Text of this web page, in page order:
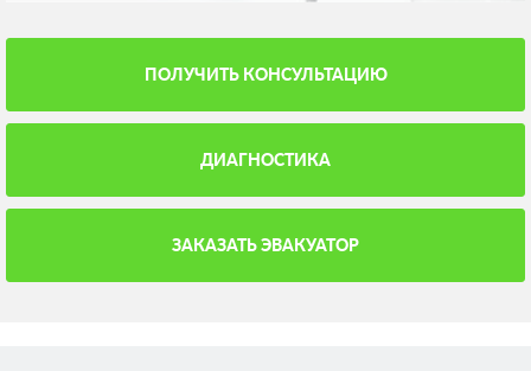
ПОЛУЧИТЬ КОНСУЛЬТАЦИЮ
ДИАГНОСТИКА
ЗАКАЗАТЬ ЭВАКУАТОР